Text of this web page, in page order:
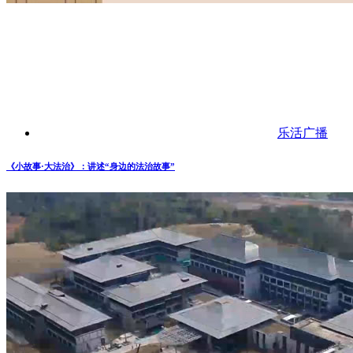
乐活广播
《小故事·大法治》：讲述“身边的法治故事”